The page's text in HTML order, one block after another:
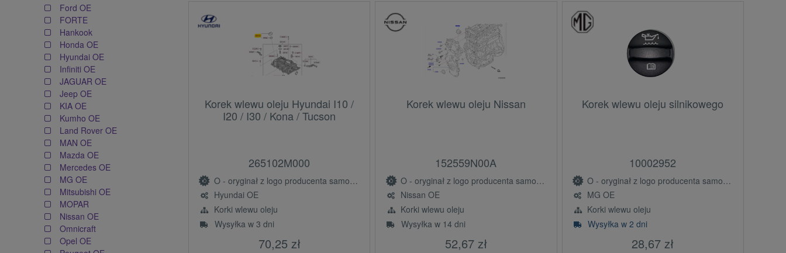
Ford OE
FORTE
Hankook
Honda OE
Hyundai OE
Infiniti OE
JAGUAR OE
Jeep OE
KIA OE
Kumho OE
Land Rover OE
MAN OE
Mazda OE
Mercedes OE
MG OE
Mitsubishi OE
MOPAR
Nissan OE
Omnicraft
Opel OE
Korek wlewu oleju Hyundai I10 /
I20 / I30 / Kona / Tucson
265102M000
O - oryginał z logo producenta samochodu (OE)
Hyundai OE
Korki wlewu oleju
Wysyłka w 3 dni
70,25 zł
Korek wlewu oleju Nissan
152559N00A
O - oryginał z logo producenta samochodu (OE)
Nissan OE
Korki wlewu oleju
Wysyłka w 14 dni
52,67 zł
Korek wlewu oleju silnikowego
10002952
O - oryginał z logo producenta samochodu (OE)
MG OE
Korki wlewu oleju
Wysyłka w 2 dni
28,67 zł